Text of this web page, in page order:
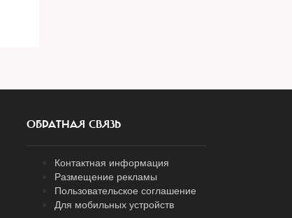
ОБРАТНАЯ СВЯЗЬ
Контактная информация
Размещение рекламы
Пользовательское соглашение
Для мобильных устройств